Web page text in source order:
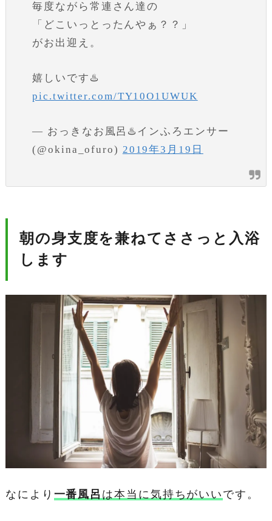
毎度ながら常連さん達の
「どこいっとったんやぁ？？」
がお出迎え。
嬉しいです♨️
pic.twitter.com/TY10O1UWUK
— おっきなお風呂♨️インふろエンサー
(@okina_ofuro) 2019年3月19日
朝の身支度を兼ねてささっと入浴
します
なにより 一番風呂 は本当に気持ちがいい です。